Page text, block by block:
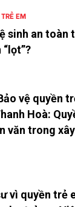
EM
sinh an toàn
vệ quyền
Hoà:
văn trong
vì quyền trẻ